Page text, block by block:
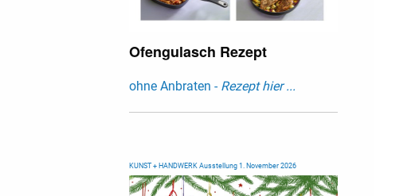
Ofengulasch Rezept
ohne Anbraten - Rezept hier ...
KUNST + HANDWERK Ausstellung 1. November 2026